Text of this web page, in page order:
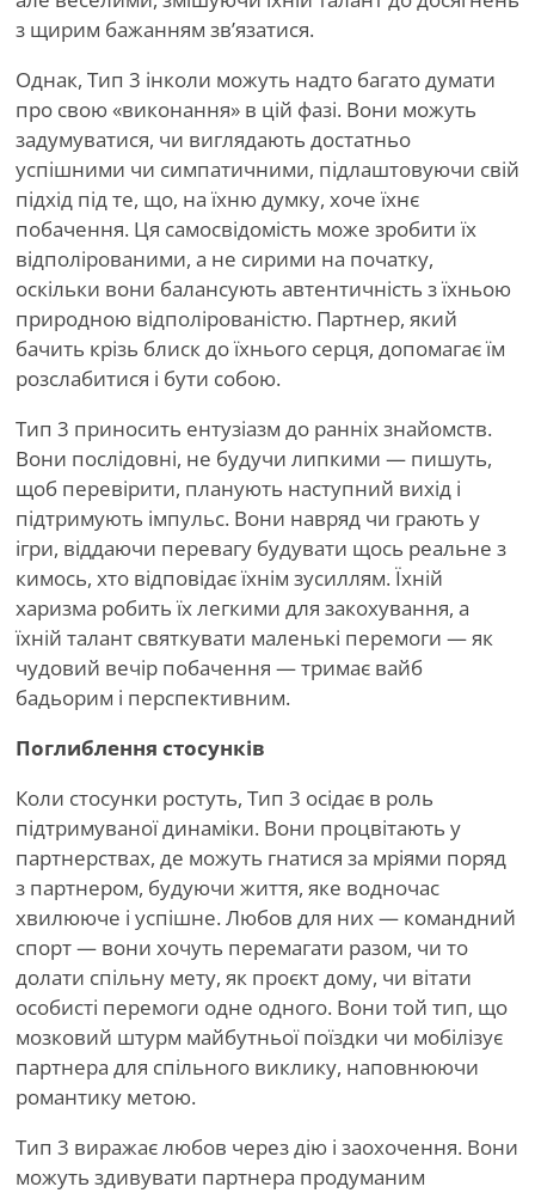
з щирим бажанням зв’язатися.
Однак, Тип 3 інколи можуть надто багато думати
про свою«виконання» в цій фазі. Вони можуть
задумуватися, чи виглядають достатньо
успішними чи симпатичними, підлаштовуючи свій
підхід під те, що, на їхню думку, хоче їхнє
побачення. Ця самосвідомість може зробити їх
відполірованими, а не сирими на початку,
оскільки вони балансують автентичність з їхньою
природною відполірованістю. Партнер, який
бачить крізь блиск до їхнього серця, допомагає їм
розслабитися і бути собою.
Тип 3 приносить ентузіазм до ранніх знайомств.
Вони послідовні, не будучи липкими — пишуть,
щоб перевірити, планують наступний вихід і
підтримують імпульс. Вони навряд чи грають у
ігри, віддаючи перевагу будувати щось реальне з
кимось, хто відповідає їхнім зусиллям. Їхній
харизма робить їх легкими для закохування, а
їхній талант святкувати маленькі перемоги — як
чудовий вечір побачення — тримає вайб
бадьорим і перспективним.
Поглиблення стосунків
Коли стосунки ростуть, Тип 3 осідає в роль
підтримуваної динаміки. Вони процвітають у
партнерствах, де можуть гнатися за мріями поряд
з партнером, будуючи життя, яке водночас
хвилююче і успішне. Любов для них — командний
спорт — вони хочуть перемагати разом, чи то
долати спільну мету, як проєкт дому, чи вітати
особисті перемоги одне одного. Вони той тип, що
мозковий штурм майбутньої поїздки чи мобілізує
партнера для спільного виклику, наповнюючи
романтику метою.
Тип 3 виражає любов через дію і заохочення. Вони
можуть здивувати партнера продуманим